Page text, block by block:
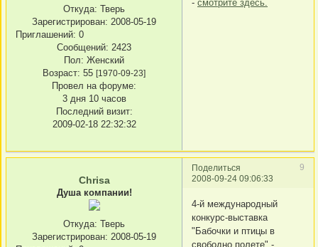
Откуда: Тверь
Зарегистрирован: 2008-05-19
Приглашений: 0
Сообщений: 2423
Пол: Женский
Возраст: 55 [1970-09-23]
Провел на форуме:
3 дня 10 часов
Последний визит:
2009-02-18 22:32:32
- смотрите здесь.
Поделиться
9
2008-09-24 09:06:33
Chrisa
Душа компании!
Откуда: Тверь
Зарегистрирован: 2008-05-19
4-й международный
конкурс-выставка
"Бабочки и птицы в
свободно полете" -